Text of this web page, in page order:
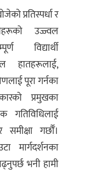
प्रतिस्पर्धा र
उज्ज्वल
विद्यार्थी
हातहरूलाई,
पूरा गर्नका
प्रमुखका
गतिविधिलाई
गर्छौँ।
मार्गदर्शनका
भनी हामी